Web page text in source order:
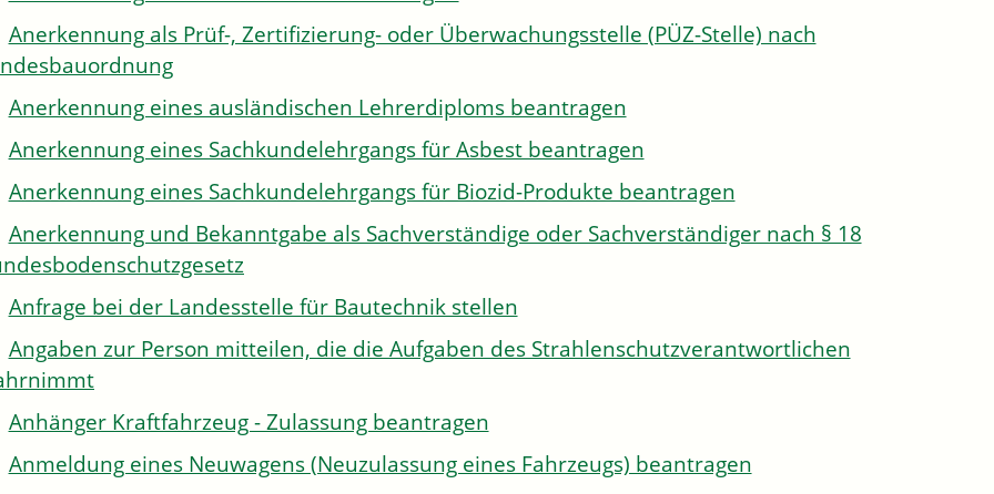
Anerkennung als Prüf-, Zertifizierung- oder Überwachungsstelle (PÜZ-Stelle) nach
Anerkennung eines ausländischen Lehrerdiploms beantragen
Anerkennung eines Sachkundelehrgangs für Asbest beantragen
Anerkennung eines Sachkundelehrgangs für Biozid-Produkte beantragen
Anerkennung und Bekanntgabe als Sachverständige oder Sachverständiger nach § 18
Anfrage bei der Landesstelle für Bautechnik stellen
Angaben zur Person mitteilen, die die Aufgaben des Strahlenschutzverantwortlichen
Anhänger Kraftfahrzeug - Zulassung beantragen
Anmeldung eines Neuwagens (Neuzulassung eines Fahrzeugs) beantragen